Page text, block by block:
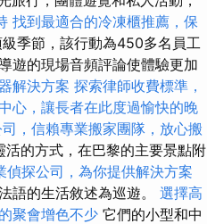
找到最適合的冷凍櫃推薦，保
季節，該行動為450多名員工
遊的現場音頻評論使體驗更加
解決方案 探索律師收費標準，
心，讓長者在此度過愉快的晚
，信賴專業搬家團隊，放心搬
的方式，在巴黎的主要景點附
偵探公司，為你提供解決方案
語的生活敘述為巡遊。 選擇高
聚會增色不少 它們的小型和中